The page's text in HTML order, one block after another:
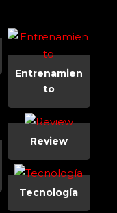
Entrenamien
to
Review
Tecnología